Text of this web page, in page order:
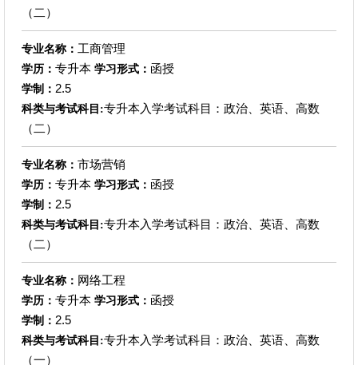
（二）
专业名称： 工商管理
学历： 专升本 学习形式： 函授
学制： 2.5
科类与考试科目:专升本入学考试科目：政治、英语、高数
（二）
专业名称： 市场营销
学历： 专升本 学习形式： 函授
学制： 2.5
科类与考试科目:专升本入学考试科目：政治、英语、高数
（二）
专业名称： 网络工程
学历： 专升本 学习形式： 函授
学制： 2.5
科类与考试科目:专升本入学考试科目：政治、英语、高数
（一）